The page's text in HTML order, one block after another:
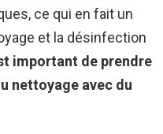
ce qui en fait un
et la désinfection
important de prendre
nettoyage avec du